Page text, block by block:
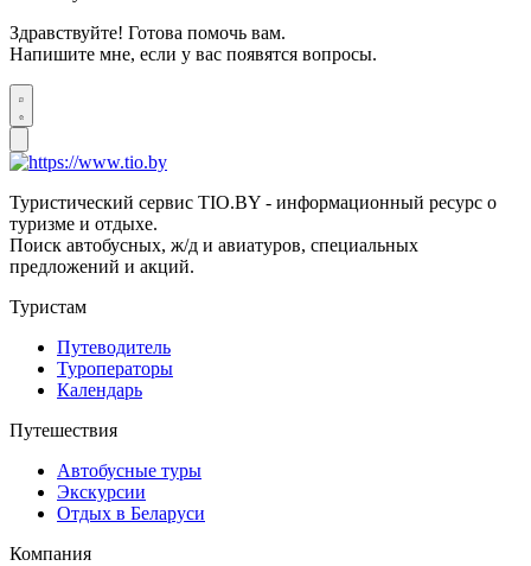
Здравствуйте! Готова помочь вам.
Напишите мне, если у вас появятся вопросы.
Туристический сервис TIO.BY - информационный ресурс о
туризме и отдыхе.
Поиск автобусных, ж/д и авиатуров, специальных
предложений и акций.
Туристам
Путеводитель
Туроператоры
Календарь
Путешествия
Автобусные туры
Экскурсии
Отдых в Беларуси
Компания